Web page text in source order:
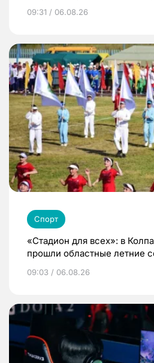
09:31 / 06.08.26
Спорт
«Стадион для всех»: в
прошли областные летние
09:03 / 06.08.26